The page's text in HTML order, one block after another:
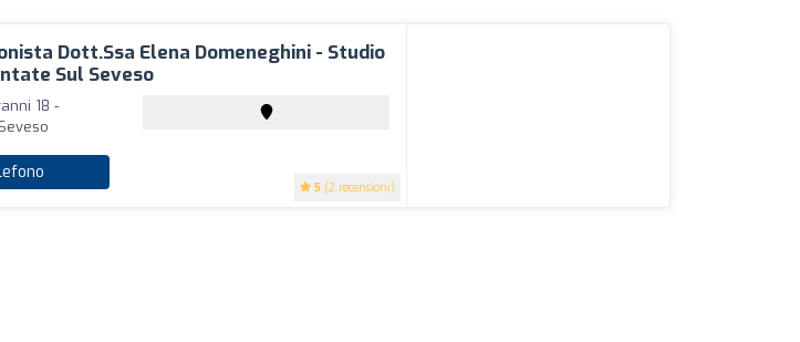
Dott.ssa Elena Domeneghini - Studio
Sul Seveso
5 (2 recensioni)
18 -